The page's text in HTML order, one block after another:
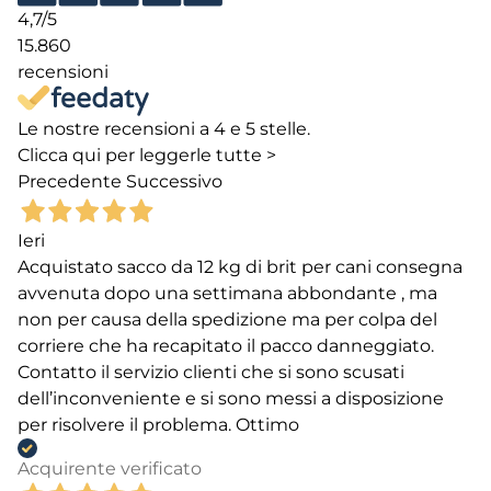
4,7/5
15.860
recensioni
Le nostre recensioni a 4 e 5 stelle.
Clicca qui per leggerle tutte >
Precedente Successivo
Ieri
Acquistato sacco da 12 kg di brit per cani consegna
avvenuta dopo una settimana abbondante , ma
non per causa della spedizione ma per colpa del
corriere che ha recapitato il pacco danneggiato.
Contatto il servizio clienti che si sono scusati
dell’inconveniente e si sono messi a disposizione
per risolvere il problema. Ottimo
Acquirente verificato